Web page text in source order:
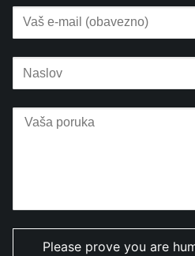
Please prove you are